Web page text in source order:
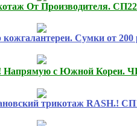
От Производителя.
Сумки от
Напрямую с Южной
трикотаж RASH.!